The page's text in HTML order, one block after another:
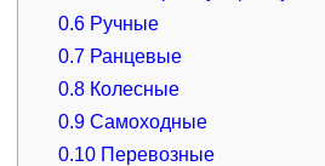
0.6 Ручные
0.7 Ранцевые
0.8 Колесные
0.9 Самоходные
0.10 Перевозные